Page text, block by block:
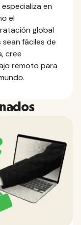
en
el
global
fáciles de
cree
remoto para